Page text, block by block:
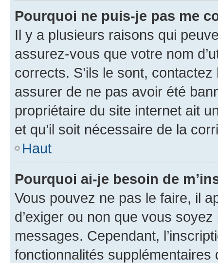
Pourquoi ne puis-je pas me
Il y a plusieurs raisons qui
assurez-vous que votre nom
corrects. S’ils le sont,
assurer de ne pas avoir été
propriétaire du site internet ait
et qu’il soit nécessaire de la
Haut
Pourquoi ai-je besoin de
Vous pouvez ne pas le faire, il
d’exiger ou non que vous
messages. Cependant,
fonctionnalités